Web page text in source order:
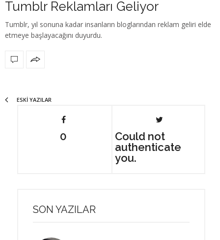
Tumblr Reklamları Geliyor
Tumblr, yıl sonuna kadar insanların bloglarından reklam geliri elde
etmeye başlayacağını duyurdu.
ESKI YAZILAR
0
Could not
authenticate
you.
SON YAZILAR